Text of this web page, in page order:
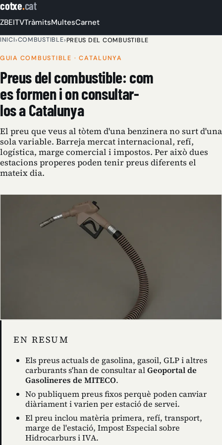
cotxe.cat
ZBEITVTràmitsMultesCarnet
INICI›COMBUSTIBLE›PREUS DEL COMBUSTIBLE
GUIA COMBUSTIBLE · CATALUNYA
Preus del combustible: com
es formen i on consultar-
los a Catalunya
El preu que veus al tòtem d'una benzinera no surt d'una
sola variable. Barreja mercat internacional, refí,
logística, marge comercial i impostos. Per això dues
estacions properes poden tenir preus diferents el
mateix dia.
EN RESUM
Els preus actuals de gasolina, gasoil, GLP i altres
carburants s'han de consultar alGeoportal de
Gasolineres de MITECO.
No publiquem preus fixos perquè poden canviar
diàriament i varien per estació de servei.
El preu inclou matèria primera, refí, transport,
marge de l'estació, Impost Especial sobre
Hidrocarburs i IVA.